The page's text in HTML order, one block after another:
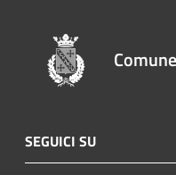
SEGUICI SU